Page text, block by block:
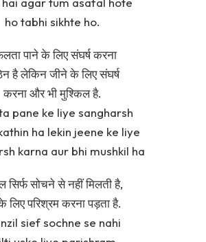
ho tabhi sikhte ho.
पाने के लिए संघर्ष करना
है लेकिन जीने के लिए संघर्ष
करना और भी मुश्किल है.
pane ke liye sangharsh
ha lekin jeene ke liye
karna aur bhi mushkil ha
सिर्फ सोचने से नहीं मिलती है,
लिए परिश्रम करना पड़ता है.
sief sochne se nahi